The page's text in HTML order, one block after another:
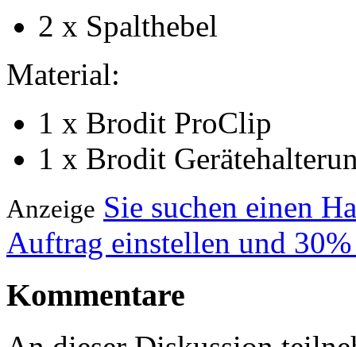
2 x Spalthebel
Material:
1 x Brodit ProClip
1 x Brodit
Anzeige Sie suchen einen
Auftrag einstellen und
Kommentare